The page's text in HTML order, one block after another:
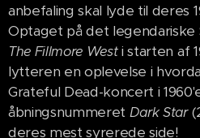
anbefaling skal lyde til deres
Optaget på det legendariske
The Fillmore Westi starten af
lytteren en oplevelse i
Grateful Dead-koncert i
åbningsnummeret Dark Star
deres mest syrerede side!